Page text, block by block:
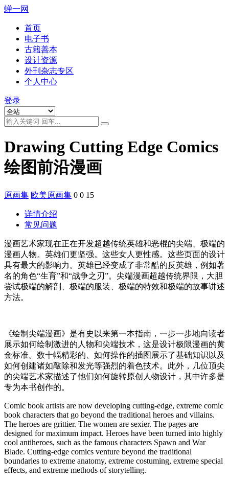
蝉一网
首页
电子书
古籍善本
设计资源
外刊杂志专区
个人中心
登录
Drawing Cutting Edge Comics
绘图前沿漫画
原画集 欧美原画集 0 0 15
详情介绍
常见问题
漫画艺术家现在正在开发超越传统英雄和恶棍的尖端、极端的
漫画人物。英雄们更坚强。这些女人更性感。这些页面的设计
具有最大的影响力。英雄已经变成了非常酷的反英雄，例如著
名的角色“生育”和“战争之刃”。尖端漫画超越传统界限，大胆
尝试极端的解剖、极端的服装、极端的特效和极端的故事讲述
方法。
《绘制尖端漫画》是有史以来第一本指南，一步一步地向读者
展示如何绘制激进的人物和尖端技术，这是设计极限漫画的黄
金标准。数十幅精彩的、如何操作的插图展示了基础知识以及
如何创建诸如敲除和发光等强烈的着色技术。此外，几位顶尖
的尖端艺术家描述了他们如何旋转原创人物设计，其中许多是
专为本书创作的。
Comic book artists are now developing cutting-edge, extreme comic
book characters that go beyond the traditional heroes and villains.
The heroes are grittier. The women are sexier. The pages are
designed for maximum impact. Heroes have been turned into highly
cool antiheroes, such as the famous characters Spawn and War
Blade. Cutting-edge comics venture beyond the traditional
boundaries to extreme anatomy, extreme costuming, extreme special
effects, and extreme methods of storytelling.